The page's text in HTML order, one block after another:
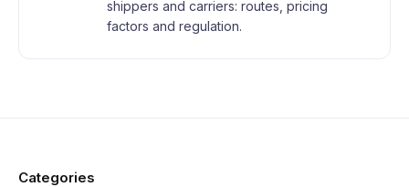
shippers and carriers: routes, pricing
factors and regulation.
Categories